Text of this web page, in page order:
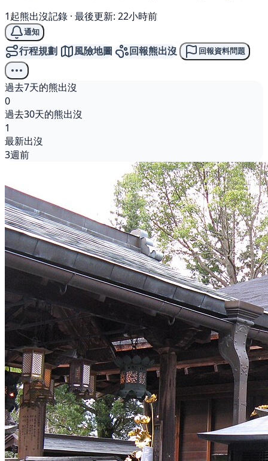
1起熊出沒記錄 · 最後更新: 22小時前
通知
行程規劃 風險地圖 回報熊出沒 回報資料問題
過去7天的熊出沒
0
過去30天的熊出沒
1
最新出沒
3週前